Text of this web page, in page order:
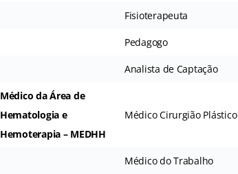
Fisioterapeuta
Pedagogo
Analista de Captação
Médico da Área de
Hematologia e
Hemoterapia – MEDHH
Médico Cirurgião Plástico
Médico do Trabalho